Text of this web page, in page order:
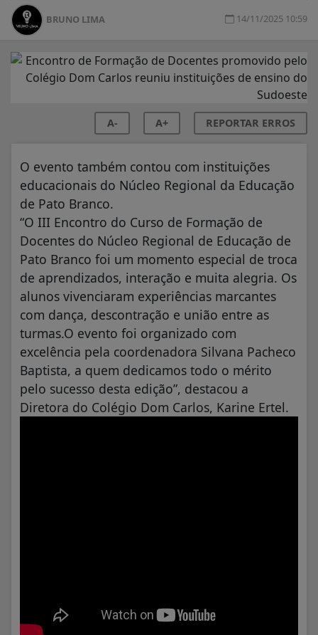
BRUNO LIMA 14/11/2025 10:59
A- A+ REPORTAR ERROS
O evento também contou com instituições
educacionais do Núcleo Regional da Educação
de Pato Branco.
“O III Encontro do Curso de Formação de
Docentes do Núcleo Regional de Educação de
Pato Branco foi um momento especial de troca
de aprendizados, interação e muita alegria. Os
alunos vivenciaram experiências marcantes
com dança, descontração e união entre as
turmas.O evento foi organizado com
excelência pela coordenadora Silvana Pacheco
Baptista, a quem dedicamos todo o mérito
pelo sucesso desta edição”, destacou a
Diretora do Colégio Dom Carlos, Karine Ertel.